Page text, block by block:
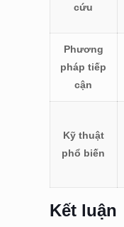
cứu
Phương
pháp tiếp
cận
Kỹ thuật
phổ biến
Kết luận